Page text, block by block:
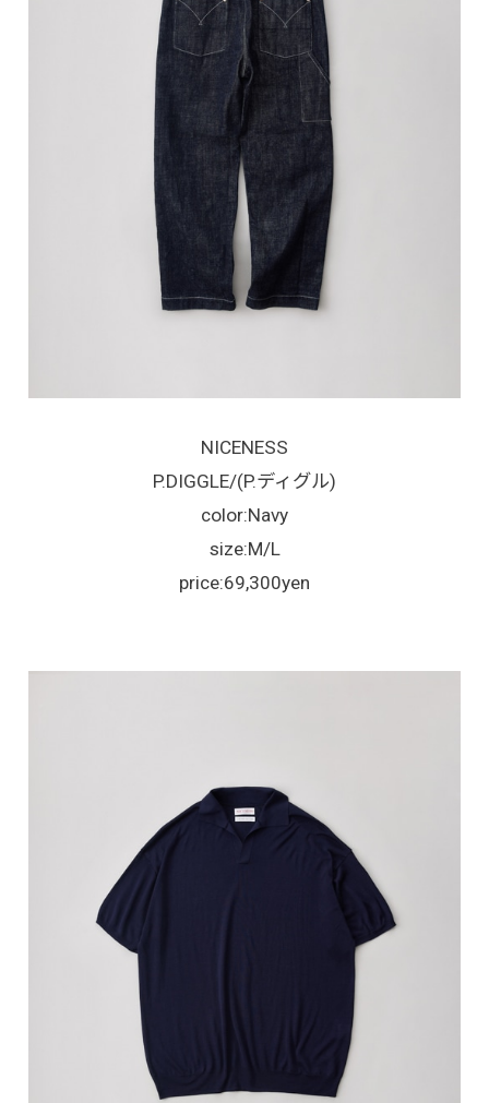
NICENESS
P.DIGGLE/(P.ディグル)
color:Navy
size:M/L
price:69,300yen